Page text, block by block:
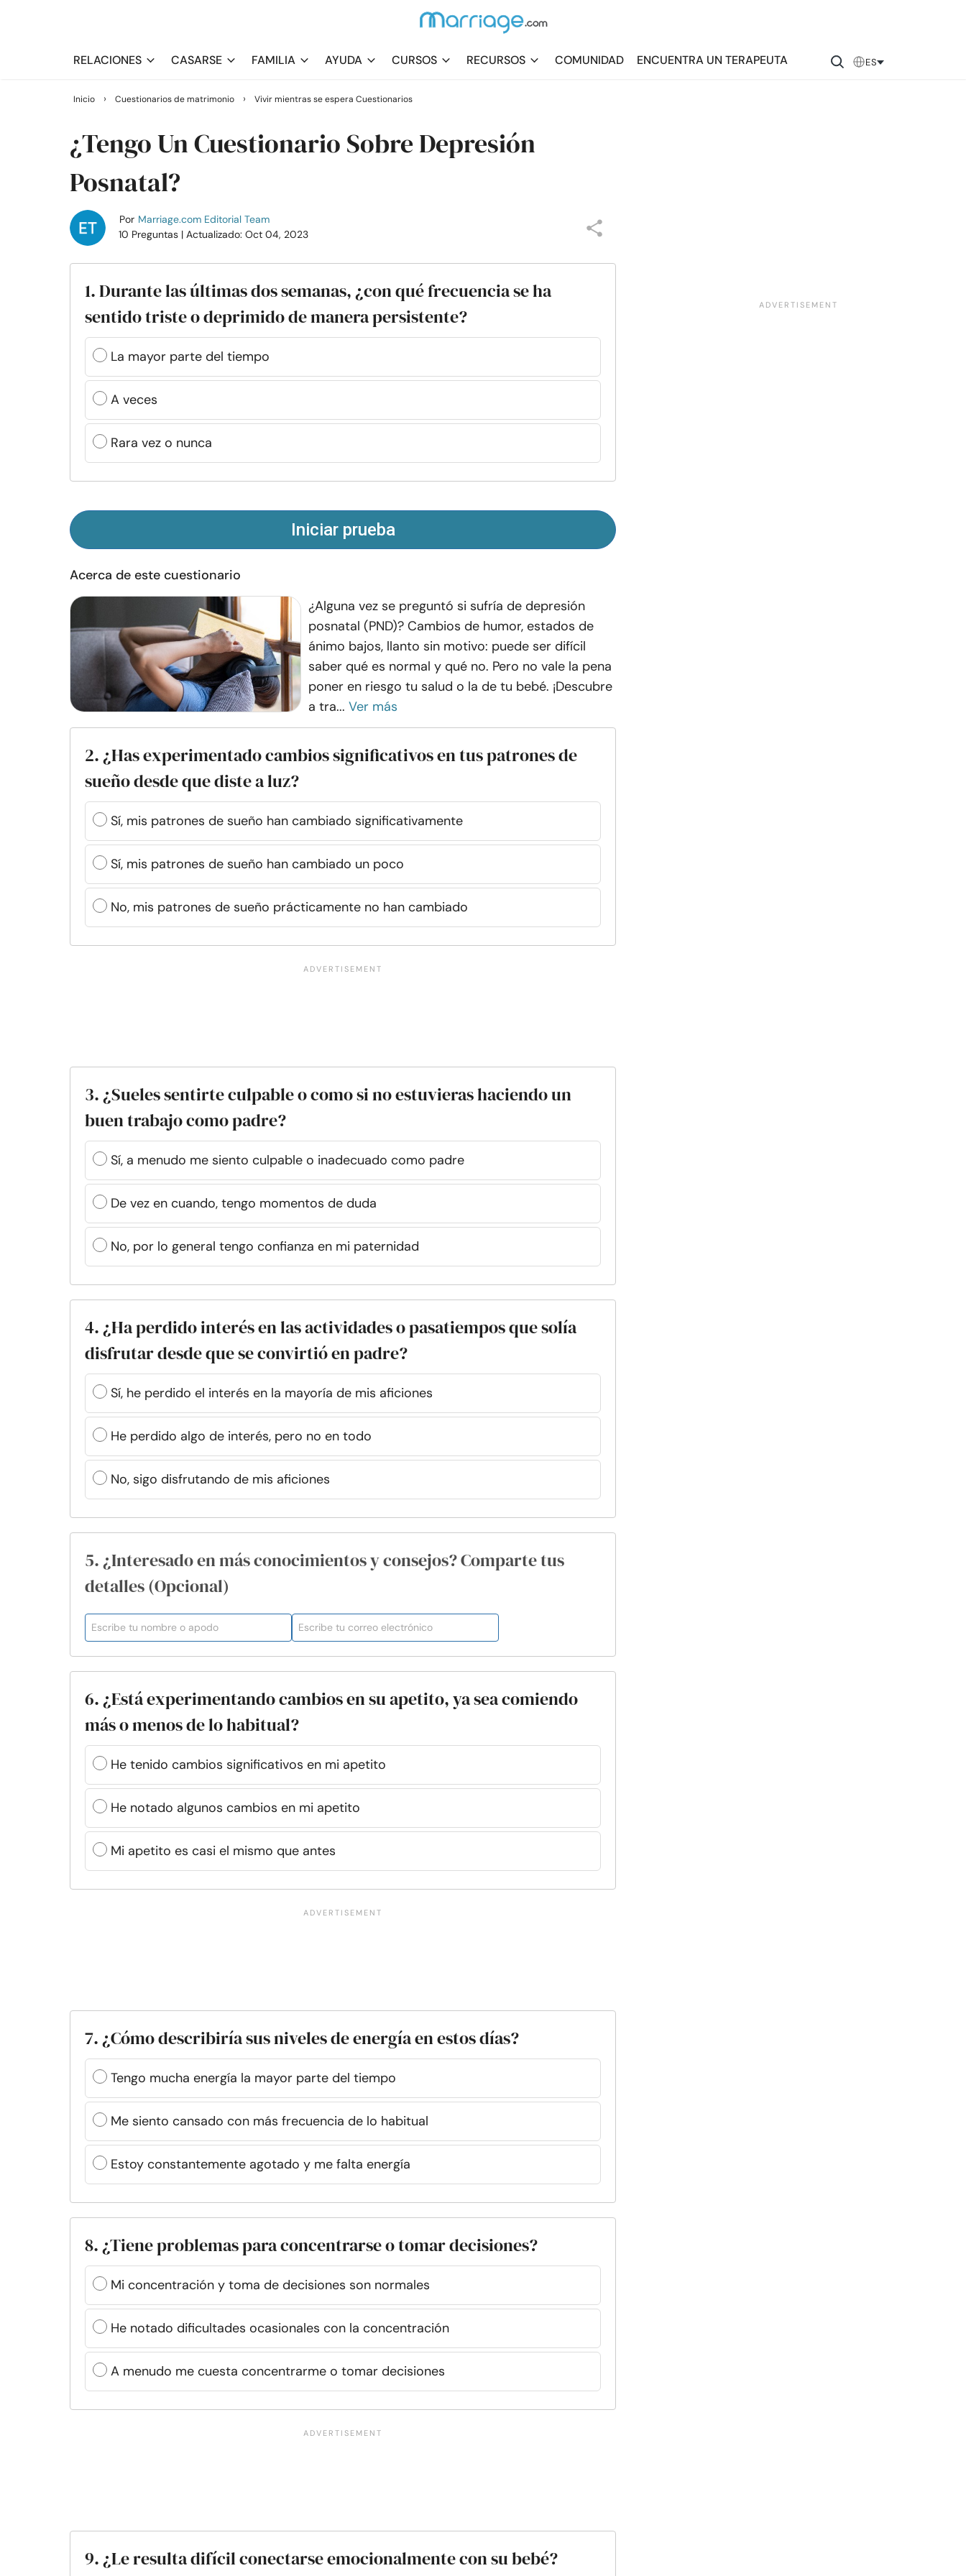
RELACIONES CASARSE FAMILIA AYUDA CURSOS RECURSOS COMUNIDAD ENCUENTRA UN TERAPEUTA ES
Inicio › Cuestionarios de matrimonio › Vivir mientras se espera Cuestionarios
¿Tengo Un Cuestionario Sobre Depresión
Posnatal?
Por Marriage.com Editorial Team
10 Preguntas | Actualizado: Oct 04, 2023
1. Durante las últimas dos semanas, ¿con qué frecuencia se ha
sentido triste o deprimido de manera persistente?
La mayor parte del tiempo
A veces
Rara vez o nunca
Iniciar prueba
Acerca de este cuestionario
¿Alguna vez se preguntó si sufría de depresión
posnatal (PND)? Cambios de humor, estados de
ánimo bajos, llanto sin motivo: puede ser difícil
saber qué es normal y qué no. Pero no vale la pena
poner en riesgo tu salud o la de tu bebé. ¡Descubre
a tra... Ver más
2. ¿Has experimentado cambios significativos en tus patrones de
sueño desde que diste a luz?
Sí, mis patrones de sueño han cambiado significativamente
Sí, mis patrones de sueño han cambiado un poco
No, mis patrones de sueño prácticamente no han cambiado
3. ¿Sueles sentirte culpable o como si no estuvieras haciendo un
buen trabajo como padre?
Sí, a menudo me siento culpable o inadecuado como padre
De vez en cuando, tengo momentos de duda
No, por lo general tengo confianza en mi paternidad
4. ¿Ha perdido interés en las actividades o pasatiempos que solía
disfrutar desde que se convirtió en padre?
Sí, he perdido el interés en la mayoría de mis aficiones
He perdido algo de interés, pero no en todo
No, sigo disfrutando de mis aficiones
5. ¿Interesado en más conocimientos y consejos? Comparte tus
detalles (Opcional)
6. ¿Está experimentando cambios en su apetito, ya sea comiendo
más o menos de lo habitual?
He tenido cambios significativos en mi apetito
He notado algunos cambios en mi apetito
Mi apetito es casi el mismo que antes
7. ¿Cómo describiría sus niveles de energía en estos días?
Tengo mucha energía la mayor parte del tiempo
Me siento cansado con más frecuencia de lo habitual
Estoy constantemente agotado y me falta energía
8. ¿Tiene problemas para concentrarse o tomar decisiones?
Mi concentración y toma de decisiones son normales
He notado dificultades ocasionales con la concentración
A menudo me cuesta concentrarme o tomar decisiones
9. ¿Le resulta difícil conectarse emocionalmente con su bebé?